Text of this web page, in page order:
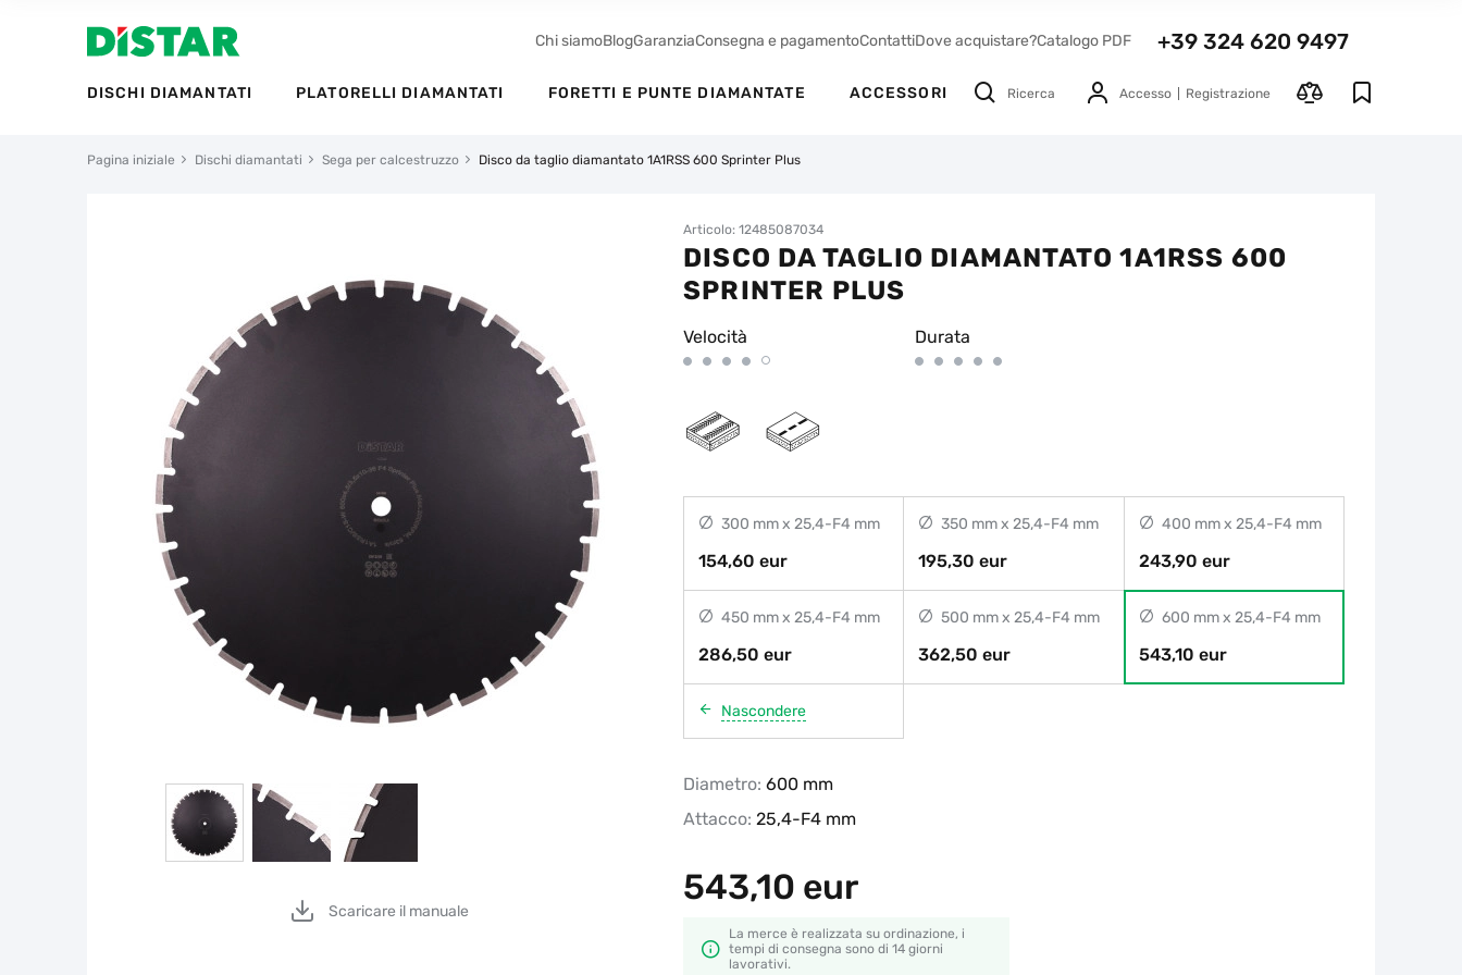
Chi siamoBlogGaranziaConsegna e pagamentoContattiDove acquistare?Catalogo PDF +39 324 620 9497
DISCHI DIAMANTATI PLATORELLI DIAMANTATI FORETTI E PUNTE DIAMANTATE ACCESSORI Ricerca Accesso Registrazione
Pagina iniziale Dischi diamantati Sega per calcestruzzo Disco da taglio diamantato 1A1RSS 600 Sprinter Plus
Scaricare il manuale
Articolo: 12485087034
DISCO DA TAGLIO DIAMANTATO 1A1RSS 600
SPRINTER PLUS
Velocità Durata
300 mm x 25,4-F4 mm
154,60 eur
350 mm x 25,4-F4 mm
195,30 eur
400 mm x 25,4-F4 mm
243,90 eur
450 mm x 25,4-F4 mm
286,50 eur
500 mm x 25,4-F4 mm
362,50 eur
600 mm x 25,4-F4 mm
543,10 eur
Nascondere
Diametro: 600 mm
Attacco: 25,4-F4 mm
543,10 eur
La merce è realizzata su ordinazione, i
tempi di consegna sono di 14 giorni
lavorativi.